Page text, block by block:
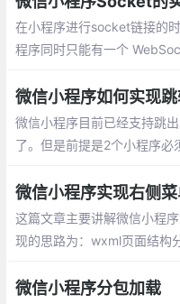
在小程序进行socket链接的
程序同时只能有一个
且自动关闭了socket连接。
微信小程序目前已经支持跳
了。但是前提是2个小程序必
就实现小程序之间相互跳转
微信小程序实现右侧
这篇文章主要讲解微信小程
现的思路为：wxml页面结构
微信小程序分包加载